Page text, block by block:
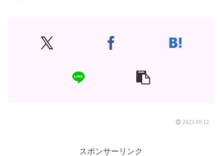
2023.09.12
スポンサーリンク